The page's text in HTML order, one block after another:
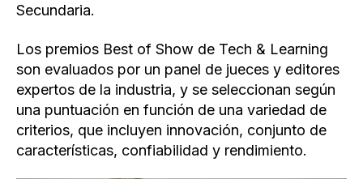
Secundaria.
Los premios Best of Show de Tech & Learning
son evaluados por un panel de jueces y editores
expertos de la industria, y se seleccionan según
una puntuación en función de una variedad de
criterios, que incluyen innovación, conjunto de
características, confiabilidad y rendimiento.